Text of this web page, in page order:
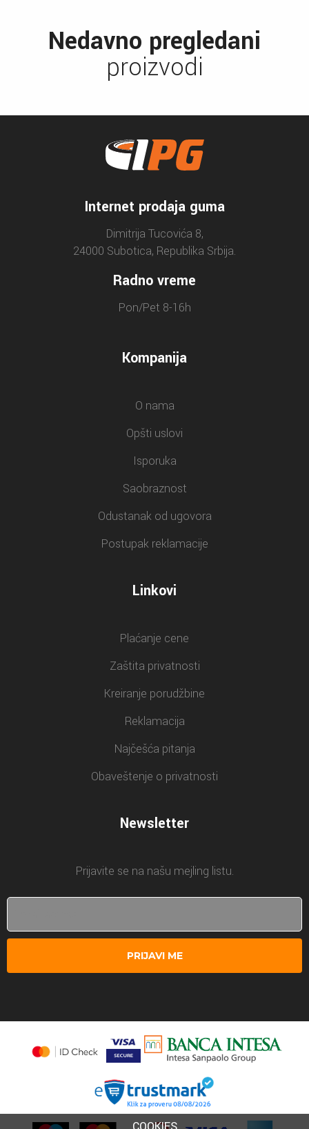
Nedavno pregledani
proizvodi
Internet prodaja guma
Dimitrija Tucovića 8,
24000 Subotica, Republika Srbija.
Radno vreme
Pon/Pet 8-16h
Kompanija
O nama
Opšti uslovi
Isporuka
Saobraznost
Odustanak od ugovora
Postupak reklamacije
Linkovi
Plaćanje cene
Zaštita privatnosti
Kreiranje porudžbine
Reklamacija
Najčešća pitanja
Obaveštenje o privatnosti
Newsletter
Prijavite se na našu mejling listu.
PRIJAVI ME